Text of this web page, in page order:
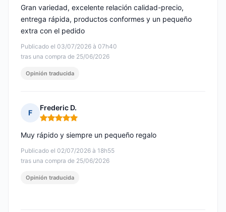
Publicado el 03/07/2026 à 07h40
tras una compra de 25/06/2026
Gran variedad, excelente relación calidad-precio,
entrega rápida, productos conformes y un pequeño
extra con el pedido
Opinión traducida
F
Frederic D.
Nota: 5 de 5
Publicado el 02/07/2026 à 18h55
tras una compra de 25/06/2026
Muy rápido y siempre un pequeño regalo
Opinión traducida